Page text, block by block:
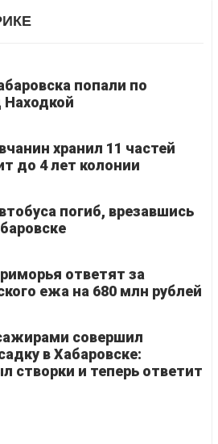
попали по
хранил 11 частей
до 4 лет колонии
погиб, врезавшись
ответят за
ежа на 680 млн рублей
совершил
в Хабаровске:
створки и теперь ответит